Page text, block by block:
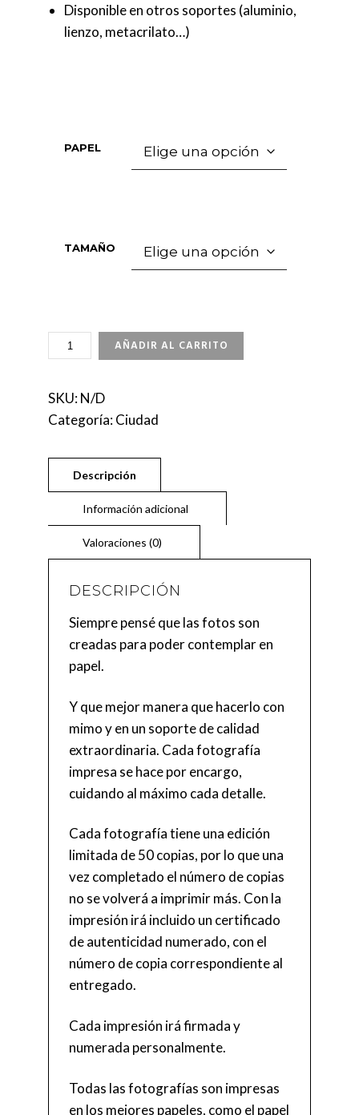
Disponible en otros soportes (aluminio,
lienzo, metacrilato…)
PAPEL
TAMAÑO
THE
BRIDGE
AÑADIR AL CARRITO
SKU:N/D
Categoría:Ciudad
DESCRIPCIÓN
Siempre pensé que las fotos son
creadas para poder contemplar en
papel.
Y que mejor manera que hacerlo con
mimo y en un soporte de calidad
extraordinaria. Cada fotografía
impresa se hace por encargo,
cuidando al máximo cada detalle.
Cada fotografía tiene una edición
limitada de 50 copias, por lo que una
vez completado el número de copias
no se volverá a imprimir más. Con la
impresión irá incluido un certificado
de autenticidad numerado, con el
número de copia correspondiente al
entregado.
Cada impresión irá firmada y
numerada personalmente.
Todas las fotografías son impresas
en los mejores papeles, como el papel